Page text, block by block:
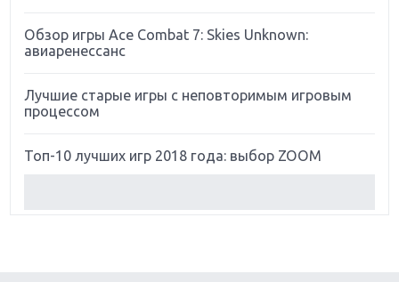
Обзор игры Ace Combat 7: Skies Unknown:
авиаренессанс
Лучшие старые игры с неповторимым игровым
процессом
Топ-10 лучших игр 2018 года: выбор ZOOM